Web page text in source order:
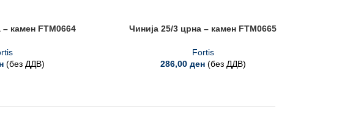
камен FTM0664
(без ДДВ)
Чинија 25/3 црна – камен FTM0665
Fortis
286,00 ден (без ДДВ)